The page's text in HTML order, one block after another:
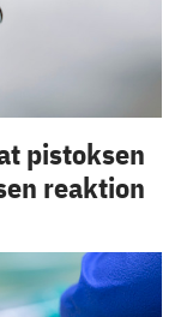
pistoksen
reaktion